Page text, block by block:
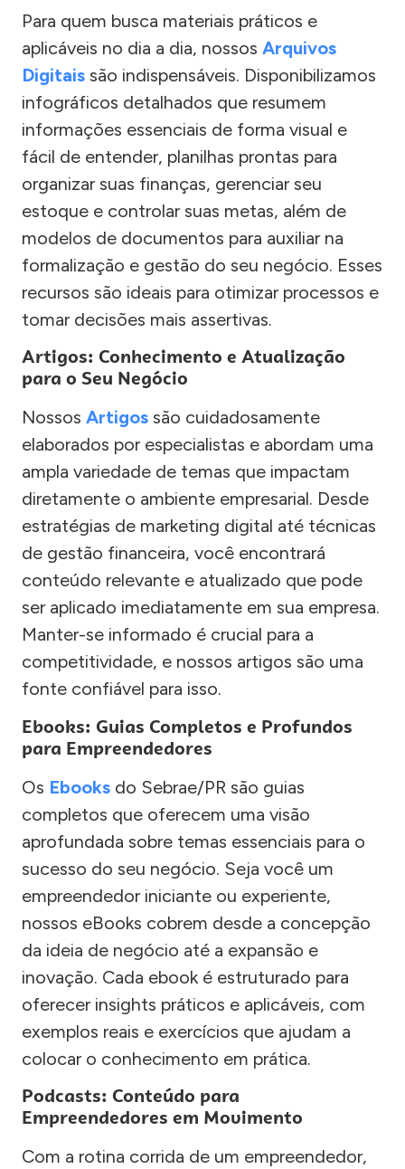
Para quem busca materiais práticos e
aplicáveis no dia a dia, nossos Arquivos
Digitais são indispensáveis. Disponibilizamos
infográficos detalhados que resumem
informações essenciais de forma visual e
fácil de entender, planilhas prontas para
organizar suas finanças, gerenciar seu
estoque e controlar suas metas, além de
modelos de documentos para auxiliar na
formalização e gestão do seu negócio. Esses
recursos são ideais para otimizar processos e
tomar decisões mais assertivas.
Artigos: Conhecimento e Atualização
para o Seu Negócio
Nossos Artigos são cuidadosamente
elaborados por especialistas e abordam uma
ampla variedade de temas que impactam
diretamente o ambiente empresarial. Desde
estratégias de marketing digital até técnicas
de gestão financeira, você encontrará
conteúdo relevante e atualizado que pode
ser aplicado imediatamente em sua empresa.
Manter-se informado é crucial para a
competitividade, e nossos artigos são uma
fonte confiável para isso.
Ebooks: Guias Completos e Profundos
para Empreendedores
Os Ebooks do Sebrae/PR são guias
completos que oferecem uma visão
aprofundada sobre temas essenciais para o
sucesso do seu negócio. Seja você um
empreendedor iniciante ou experiente,
nossos eBooks cobrem desde a concepção
da ideia de negócio até a expansão e
inovação. Cada ebook é estruturado para
oferecer insights práticos e aplicáveis, com
exemplos reais e exercícios que ajudam a
colocar o conhecimento em prática.
Podcasts: Conteúdo para
Empreendedores em Movimento
Com a rotina corrida de um empreendedor,